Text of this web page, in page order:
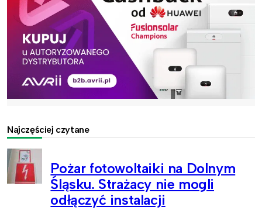
Najczęściej czytane
Pożar fotowoltaiki na Dolnym
Śląsku. Strażacy nie mogli
odłączyć instalacji